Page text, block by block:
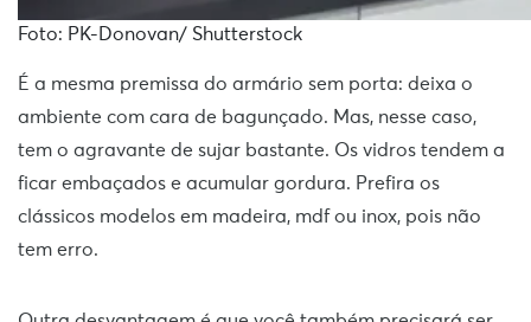
Foto: PK-Donovan/ Shutterstock
É a mesma premissa do armário sem porta: deixa o
ambiente com cara de bagunçado. Mas, nesse caso,
tem o agravante de sujar bastante. Os vidros tendem a
ficar embaçados e acumular gordura. Prefira os
clássicos modelos em madeira, mdf ou inox, pois não
tem erro.